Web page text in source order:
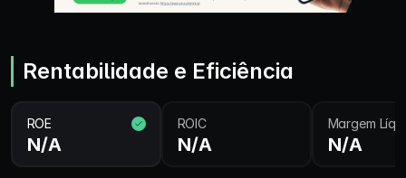
Rentabilidade e Eficiência
ROE
N/A
ROIC
N/A
Margem
N/A